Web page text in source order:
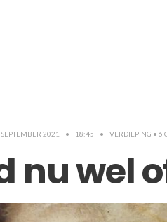
2021 • 18:45 • VERDIEPING • 6
nu wel